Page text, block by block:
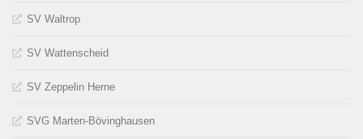
SV Waltrop
SV Wattenscheid
SV Zeppelin Herne
SVG Marten-Bövinghausen